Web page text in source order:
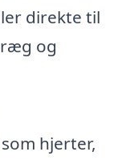
direkte til
og
hjerter,